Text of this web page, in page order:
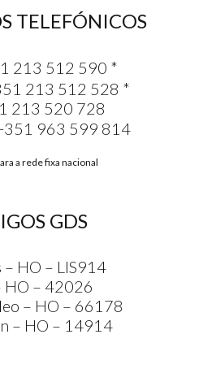
TELEFÓNICOS
213 512 590 *
213 512 528 *
213 520 728
963 599 814
a rede fixa nacional
GDS
– HO – LIS914
HO – 42026
– HO – 66178
– HO – 14914